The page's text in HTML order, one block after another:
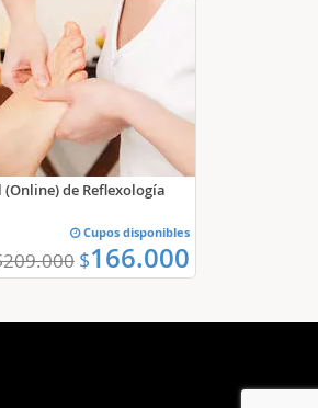
de Reflexología
Cupos disponibles
209.000 $166.000